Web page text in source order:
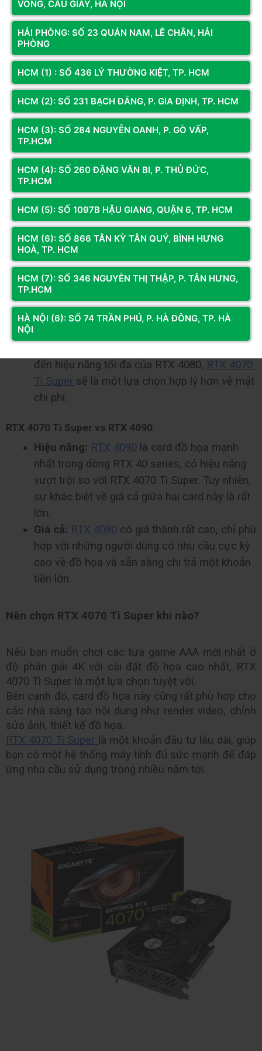
Hiệu năng: Hiệu năng RTX 4070 Ti Super
16GB cao hơn đáng kể so với RTX 4070
này là do sự khác biệt về số lượng CUDA
Cores, tốc độ xung nhịp và bộ nhớ VRAM.
RTX 4070 Ti Super sẽ mang đến trải nghiệm
chơi game mượt mà hơn ở các cài đặt đồ họa
cao và độ phân giải cao hơn.
Giá cả: RTX 4070 Ti Super thường có giá cao
hơn so với RTX 4070. Tuy nhiên, với hiệu năng
vượt trội, card này phù hợp với những người
dùng có nhu cầu cao về đồ họa và sẵn sàng
đầu tư.
RTX 4070 Ti Super vs RTX 4080:
Hiệu năng:
so với RTX 4070 Ti Super. Tuy nhiên, sự khác
biệt về hiệu năng giữa hai card này không quá
lớn, đặc biệt là khi chơi game ở độ phân giải
1440p.
đến hiệu năng tối đa của RTX 4080, RTX 4070
Ti Super sẽ là một lựa chọn hợp lý hơn về mặt
chi phí.
RTX 4070 Ti Super vs RTX 4090:
Hiệu năng: RTX 4090 là card đồ họa mạnh
nhất trong dòng RTX 40 series, có hiệu năng
vượt trội so với RTX 4070 Ti Super. Tuy nhiên,
sự khác biệt về giá cả giữa hai card này là rất
lớn.
Giá cả: RTX 4090 có giá thành rất cao, chỉ phù
hợp với những người dùng có nhu cầu cực kỳ
cao về đồ họa và sẵn sàng chi trả một khoản
tiền lớn.
Nên chọn RTX 4070 Ti Super khi nào?
Nếu bạn muốn chơi các tựa game AAA mới nhất ở
độ phân giải 4K với cài đặt đồ họa cao nhất, RTX
4070 Ti Super là một lựa chọn tuyệt vời.
Bên cạnh đó, card đồ họa này cũng rất phù hợp cho
các nhà sáng tạo nội dung như render video, chỉnh
sửa ảnh, thiết kế đồ họa.
RTX 4070 Ti Super là một khoản đầu tư lâu dài, giúp
bạn có một hệ thống máy tính đủ sức mạnh để đáp
ứng nhu cầu sử dụng trong nhiều năm tới.
VÒNG, CẦU GIẤY, HÀ NỘI
HẢI PHÒNG: SỐ 23 QUÁN NAM, LÊ CHÂN, HẢI
PHÒNG
HCM (1) : SỐ 436 LÝ THƯỜNG KIỆT, TP. HCM
HCM (2): SỐ 231 BẠCH ĐẰNG, P. GIA ĐỊNH, TP. HCM
HCM (3): SỐ 284 NGUYỄN OANH, P. GÒ VẤP,
TP.HCM
HCM (4): SỐ 260 ĐẶNG VĂN BI, P. THỦ ĐỨC,
TP.HCM
HCM (5): SỐ 1097B HẬU GIANG, QUẬN 6, TP. HCM
HCM (6): SỐ 866 TÂN KỲ TÂN QUÝ, BÌNH HƯNG
HOÀ, TP. HCM
HCM (7): SỐ 346 NGUYỄN THỊ THẬP, P. TÂN HƯNG,
TP.HCM
HÀ NỘI (6): SỐ 74 TRẦN PHÚ, P. HÀ ĐÔNG, TP. HÀ
NỘI